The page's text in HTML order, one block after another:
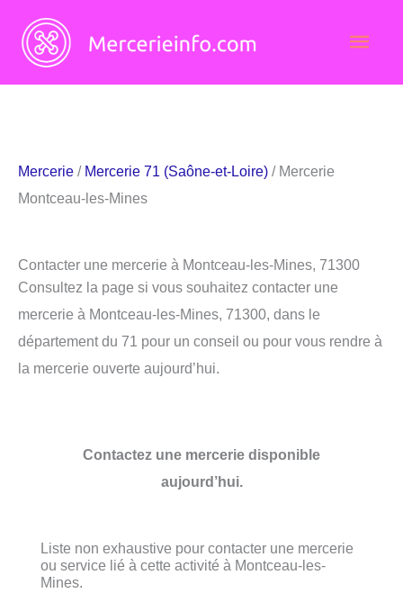
contenu
Mercerie / Mercerie 71 (Saône-et-Loire) / Mercerie
Montceau-les-Mines
Contacter une mercerie à Montceau-les-Mines, 71300
Consultez la page si vous souhaitez contacter une
mercerie à Montceau-les-Mines, 71300, dans le
département du 71 pour un conseil ou pour vous rendre à
la mercerie ouverte aujourd’hui.
Contactez une mercerie disponible
aujourd’hui.
Liste non exhaustive pour contacter une mercerie
ou service lié à cette activité à Montceau-les-
Mines.